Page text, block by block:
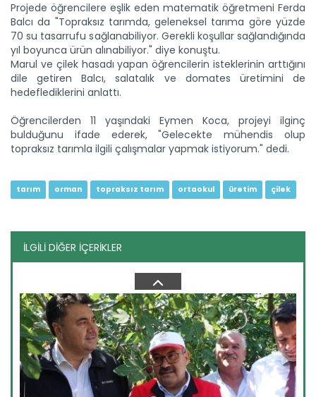
Projede öğrencilere eşlik eden matematik öğretmeni Ferda
Balcı da "Topraksız tarımda, geleneksel tarıma göre yüzde
70 su tasarrufu sağlanabiliyor. Gerekli koşullar sağlandığında
yıl boyunca ürün alınabiliyor." diye konuştu.
Marul ve çilek hasadı yapan öğrencilerin isteklerinin arttığını
dile getiren Balcı, salatalık ve domates üretimini de
hedeflediklerini anlattı.
Öğrencilerden 11 yaşındaki Eymen Koca, projeyi ilginç
bulduğunu ifade ederek, "Gelecekte mühendis olup
topraksız tarımla ilgili çalışmalar yapmak istiyorum." dedi.
tarım orman topraksız tarım ortaokul üretim çilek
İLGİLİ DİĞER İÇERİKLER
Sulama projesinde sona...
Devamını Oku ->
Genç girişimci devlet...
Erzincan’ın Tercan ilçesinde üniversite eğitimini
Devamını Oku ->